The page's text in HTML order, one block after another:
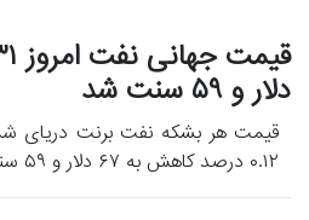
دلار و ۵۹ سنت شد
۰.۱۲ درصد کاهش به ۶۷ دلار و ۵۹ سنت رسید.